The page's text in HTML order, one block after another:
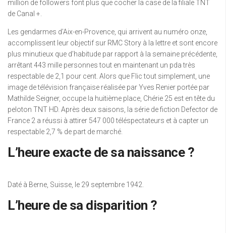
million de followers font plus que cocher la case de la filiale TNT
de Canal +.
Les gendarmes d’Aix-en-Provence, qui arrivent au numéro onze,
accomplissent leur objectif sur RMC Story à la lettre et sont encore
plus minutieux que d’habitude par rapport à la semaine précédente,
arrêtant 443 mille personnes tout en maintenant un pda très
respectable de 2,1 pour cent. Alors que FIic tout simplement, une
image de télévision française réalisée par Yves Renier portée par
Mathilde Seigner, occupe la huitième place, Chérie 25 est en tête du
peloton TNT HD. Après deux saisons, la série de fiction Defector de
France 2 a réussi à attirer 547 000 téléspectateurs et à capter un
respectable 2,7 % de part de marché.
L’heure exacte de sa naissance ?
Daté à Berne, Suisse, le 29 septembre 1942.
L’heure de sa disparition ?